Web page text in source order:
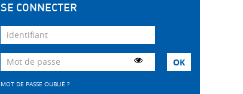
SE CONNECTER
MOT DE PASSE OUBLIÉ ?